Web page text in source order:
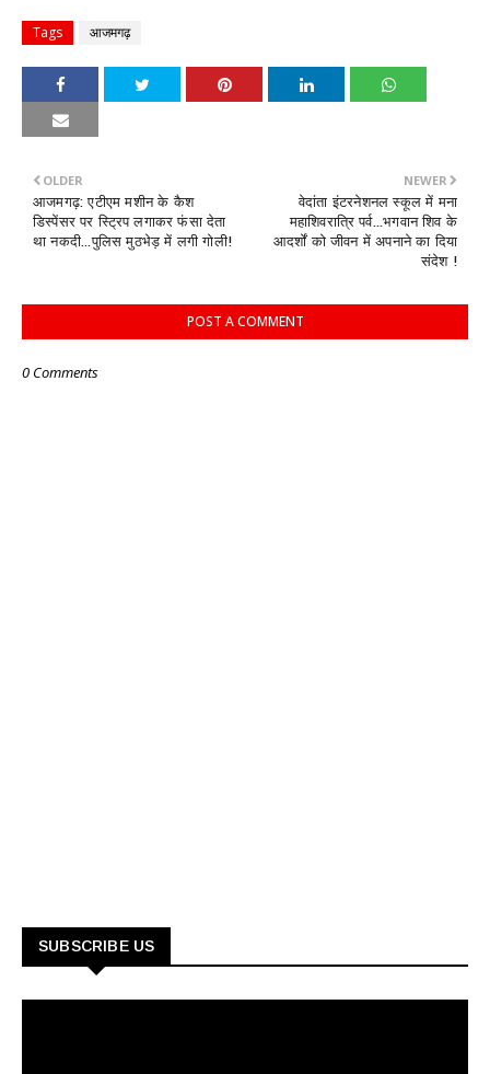
Tags आजमगढ़
NEWER
वेदांता इंटरनेशनल स्कूल में मना
महाशिवरात्रि पर्व...भगवान शिव के
आदर्शों को जीवन में अपनाने का दिया
संदेश !
OLDER
आजमगढ़: एटीएम मशीन के कैश
डिस्पेंसर पर स्ट्रिप लगाकर फंसा देता
था नकदी...पुलिस मुठभेड़ में लगी गोली!
POST A COMMENT
0 Comments
SUBSCRIBE US